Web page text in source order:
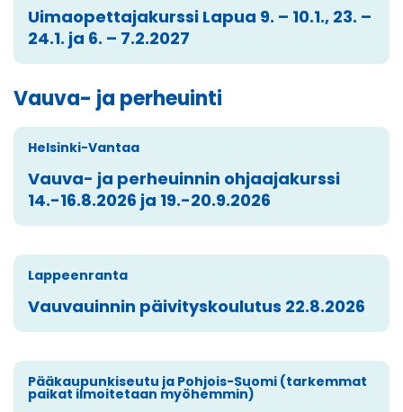
Uimaopettajakurssi Lapua 9. – 10.1., 23. –
24.1. ja 6. – 7.2.2027
Vauva- ja perheuinti
Helsinki-Vantaa
Vauva- ja perheuinnin ohjaajakurssi
14.-16.8.2026 ja 19.-20.9.2026
Lappeenranta
Vauvauinnin päivityskoulutus 22.8.2026
Pääkaupunkiseutu ja Pohjois-Suomi (tarkemmat
paikat ilmoitetaan myöhemmin)